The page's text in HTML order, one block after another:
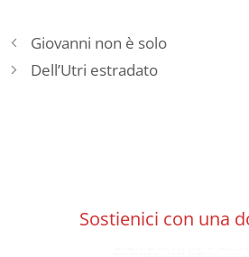
Giovanni non è solo
Dell’Utri estradato
Sostienici con una